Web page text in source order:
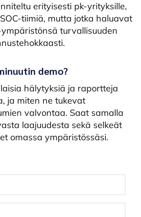
erityisesti pk-yrityksille,
tiimiä, mutta jotka haluavat
turvallisuuden
demo?
hälytyksiä ja raportteja
ja miten ne tukevat
valvontaa. Saat samalla
laajuudesta sekä selkeät
omassa ympäristössäsi.